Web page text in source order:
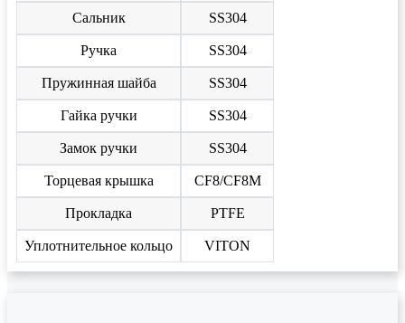
Сальник SS304
Ручка SS304
Пружинная шайба SS304
Гайка ручки SS304
Замок ручки SS304
Торцевая крышка CF8/CF8M
Прокладка PTFE
Уплотнительное кольцо VITON